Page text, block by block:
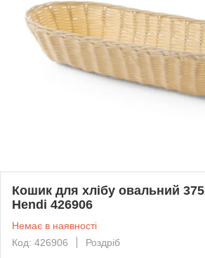
Кошик для хлібу овальний
Hendi 426906
Немає в наявності
Код: 426906
Роздріб